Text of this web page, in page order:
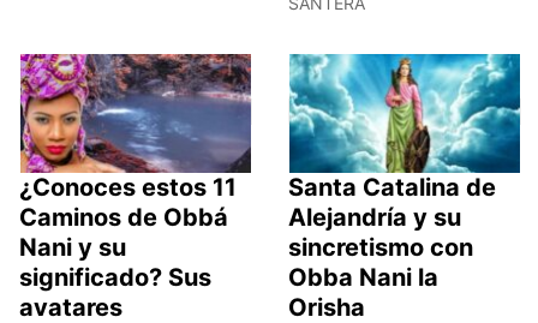
¿Conoces estos 11
Caminos de Obbá
Nani y su
significado? Sus
avatares
Santa Catalina de
Alejandría y su
sincretismo con
Obba Nani la
Orisha